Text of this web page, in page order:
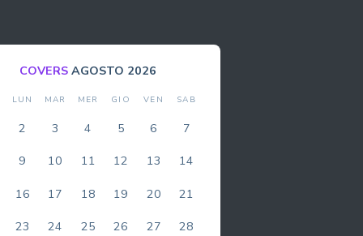
COVERS AGOSTO 2026
LUN MAR MER GIO VEN SAB
2 3 4 5 6 7
9 10 11 12 13 14
16 17 18 19 20 21
23 24 25 26 27 28